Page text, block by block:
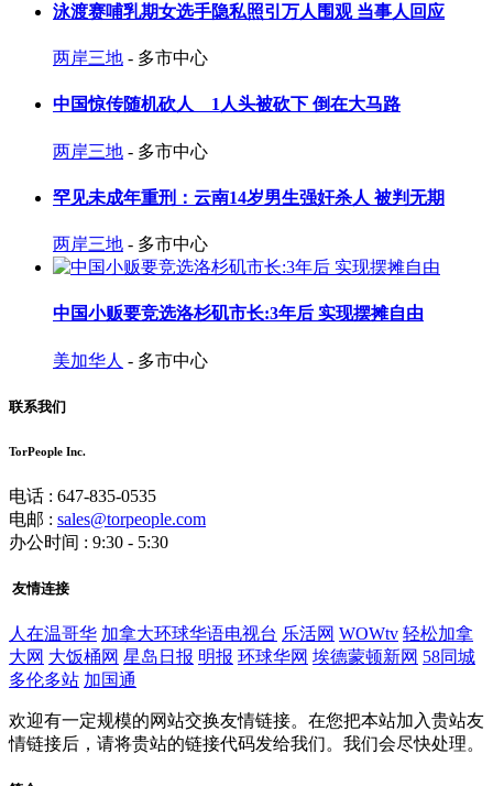
泳渡赛哺乳期女选手隐私照引万人围观 当事人回应
两岸三地 - 多市中心
中国惊传随机砍人 1人头被砍下 倒在大马路
两岸三地 - 多市中心
罕见未成年重刑：云南14岁男生强奸杀人 被判无期
两岸三地 - 多市中心
中国小贩要竞选洛杉矶市长:3年后 实现摆摊自由
美加华人 - 多市中心
联系我们
TorPeople Inc.
电话 : 647-835-0535
电邮 : sales@torpeople.com
办公时间 : 9:30 - 5:30
友情连接
人在温哥华 加拿大环球华语电视台 乐活网 WOWtv 轻松加拿
大网 大饭桶网 星岛日报 明报 环球华网 埃德蒙顿新网 58同城
多伦多站 加国通
欢迎有一定规模的网站交换友情链接。在您把本站加入贵站友
情链接后，请将贵站的链接代码发给我们。我们会尽快处理。